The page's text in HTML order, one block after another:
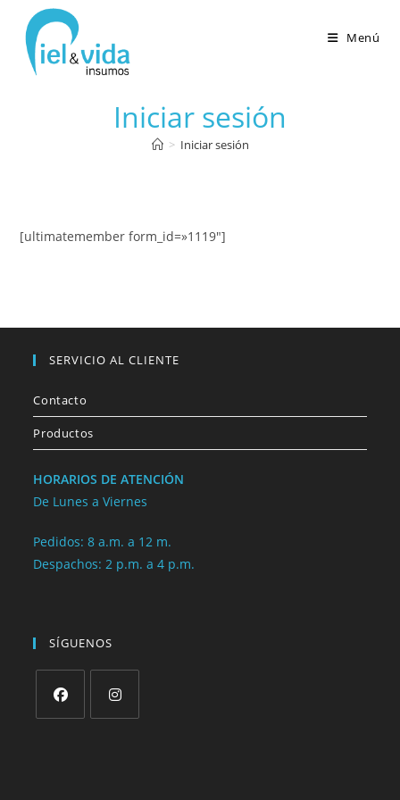
Menú
Iniciar sesión
> Iniciar sesión
[ultimatemember form_id=»1119″]
SERVICIO AL CLIENTE
Contacto
Productos
HORARIOS DE ATENCIÓN
De Lunes a Viernes
Pedidos: 8 a.m. a 12 m.
Despachos: 2 p.m. a 4 p.m.
SÍGUENOS